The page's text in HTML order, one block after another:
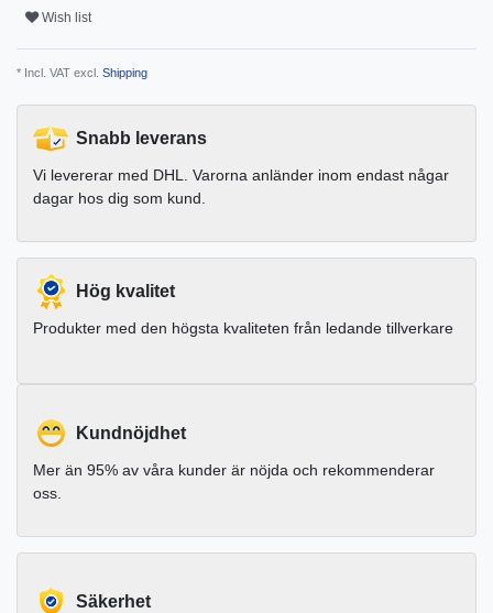
Wish list
* Incl. VAT excl. Shipping
Snabb leverans
Vi levererar med DHL. Varorna anländer inom endast någar
dagar hos dig som kund.
Hög kvalitet
Produkter med den högsta kvaliteten från ledande tillverkare
Kundnöjdhet
Mer än 95% av våra kunder är nöjda och rekommenderar
oss.
Säkerhet